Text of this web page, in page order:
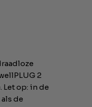
2
Let op: in de
de